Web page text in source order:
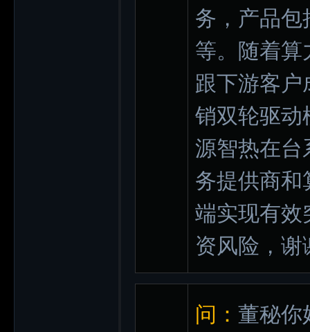
务，产品包
等。随着算
跟下游客
销双轮驱动
源智热在台
务提供商和
端实现有效
资风险，谢
问： 董秘你